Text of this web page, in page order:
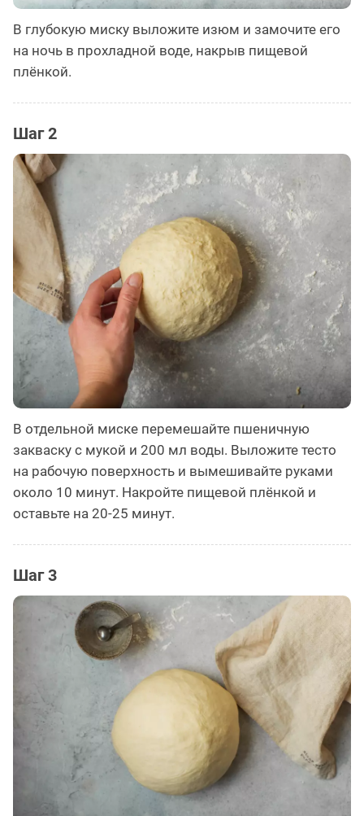
В глубокую миску выложите изюм и замочите его
на ночь в прохладной воде, накрыв пищевой
плёнкой. ⠀
Шаг 2
В отдельной миске перемешайте пшеничную
закваску с мукой и 200 мл воды. Выложите тесто
на рабочую поверхность и вымешивайте руками
около 10 минут. Накройте пищевой плёнкой и
оставьте на 20-25 минут.
Шаг 3